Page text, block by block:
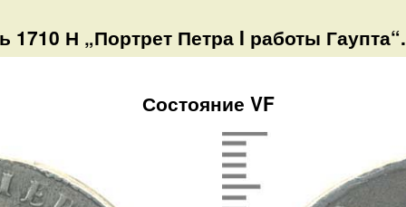
1710 Н „Портрет Петра I работы Гаупта“.
Состояние VF